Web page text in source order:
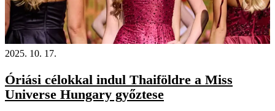
2025. 10. 17.
Óriási célokkal indul Thaiföldre a Miss
Universe Hungary győztese